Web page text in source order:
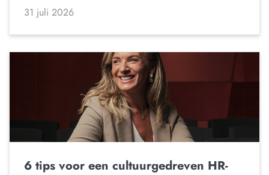
31 juli 2026
6 tips voor een cultuurgedreven HR-